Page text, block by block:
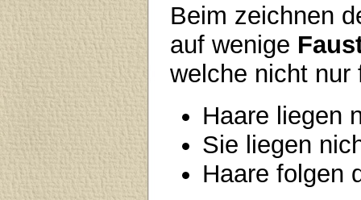
Beim zeichnen
auf wenige
welche nicht nur
Haare liegen
Sie liegen
Haare folgen